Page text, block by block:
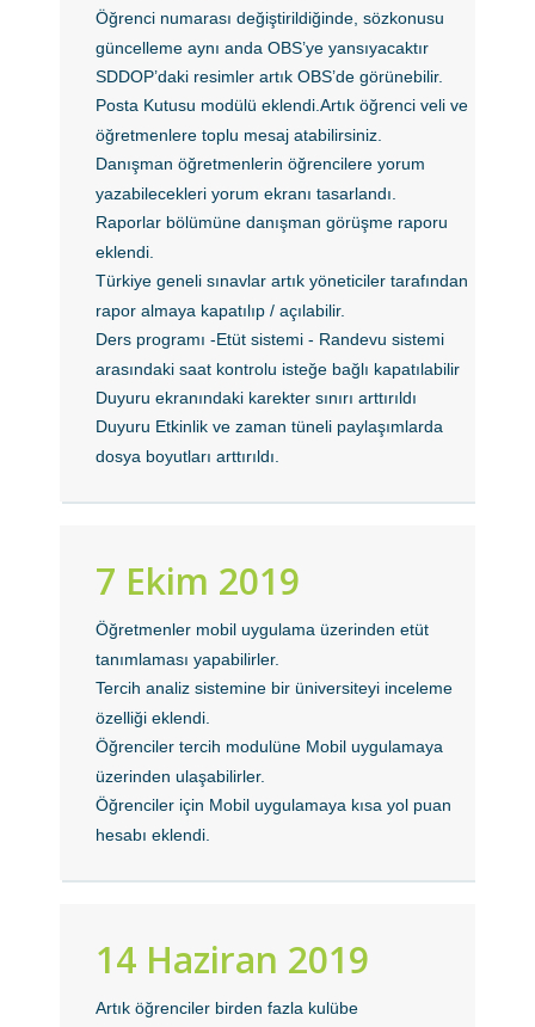
Öğrenci numarası değiştirildiğinde, sözkonusu
güncelleme aynı anda OBS’ye yansıyacaktır
SDDOP’daki resimler artık OBS’de görünebilir.
Posta Kutusu modülü eklendi.Artık öğrenci veli ve
öğretmenlere toplu mesaj atabilirsiniz.
Danışman öğretmenlerin öğrencilere yorum
yazabilecekleri yorum ekranı tasarlandı.
Raporlar bölümüne danışman görüşme raporu
eklendi.
Türkiye geneli sınavlar artık yöneticiler tarafından
rapor almaya kapatılıp / açılabilir.
Ders programı -Etüt sistemi - Randevu sistemi
arasındaki saat kontrolu isteğe bağlı kapatılabilir
Duyuru ekranındaki karekter sınırı arttırıldı
Duyuru Etkinlik ve zaman tüneli paylaşımlarda
dosya boyutları arttırıldı.
7 Ekim 2019
Öğretmenler mobil uygulama üzerinden etüt
tanımlaması yapabilirler.
Tercih analiz sistemine bir üniversiteyi inceleme
özelliği eklendi.
Öğrenciler tercih modulüne Mobil uygulamaya
üzerinden ulaşabilirler.
Öğrenciler için Mobil uygulamaya kısa yol puan
hesabı eklendi.
14 Haziran 2019
Artık öğrenciler birden fazla kulübe